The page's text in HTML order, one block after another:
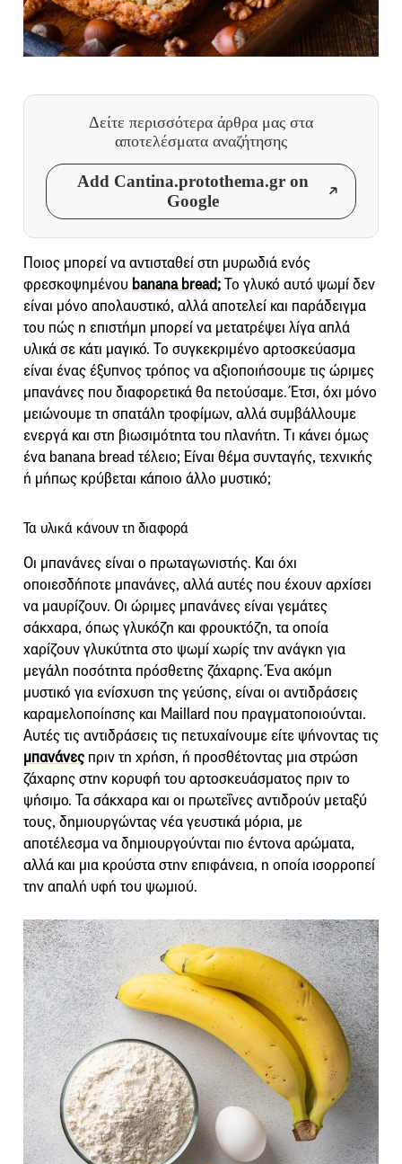
Δείτε περισσότερα άρθρα μας στα
αποτελέσματα αναζήτησης
Add Cantina.protothema.gr on
Google
Ποιος μπορεί να αντισταθεί στη μυρωδιά ενός
φρεσκοψημένου banana bread;Το γλυκό αυτό ψωμί δεν
είναι μόνο απολαυστικό, αλλά αποτελεί και παράδειγμα
του πώς η επιστήμη μπορεί να μετατρέψει λίγα απλά
υλικά σε κάτι μαγικό. Το συγκεκριμένο αρτοσκεύασμα
είναι ένας έξυπνος τρόπος να αξιοποιήσουμε τις ώριμες
μπανάνες που διαφορετικά θα πετούσαμε. Έτσι, όχι μόνο
μειώνουμε τη σπατάλη τροφίμων, αλλά συμβάλλουμε
ενεργά και στη βιωσιμότητα του πλανήτη. Tι κάνει όμως
ένα banana bread τέλειο; Είναι θέμα συνταγής, τεχνικής
ή μήπως κρύβεται κάποιο άλλο μυστικό;
Τα υλικά κάνουν τη διαφορά
Οι μπανάνες είναι ο πρωταγωνιστής. Και όχι
οποιεσδήποτε μπανάνες, αλλά αυτές που έχουν αρχίσει
να μαυρίζουν. Οι ώριμες μπανάνες είναι γεμάτες
σάκχαρα, όπως γλυκόζη και φρουκτόζη, τα οποία
χαρίζουν γλυκύτητα στο ψωμί χωρίς την ανάγκη για
μεγάλη ποσότητα πρόσθετης ζάχαρης. Ένα ακόμη
μυστικό για ενίσχυση της γεύσης, είναι οι αντιδράσεις
καραμελoποίησης και Maillard που πραγματοποιούνται.
Αυτές τις αντιδράσεις τις πετυχαίνουμε είτε ψήνοντας τις
μπανάνες πριν τη χρήση, ή προσθέτοντας μια στρώση
ζάχαρης στην κορυφή του αρτοσκευάσματος πριν το
ψήσιμο. Τα σάκχαρα και οι πρωτεΐνες αντιδρούν μεταξύ
τους, δημιουργώντας νέα γευστικά μόρια, με
αποτέλεσμα να δημιουργούνται πιο έντονα αρώματα,
αλλά και μια κρούστα στην επιφάνεια, η οποία ισορροπεί
την απαλή υφή του ψωμιού.